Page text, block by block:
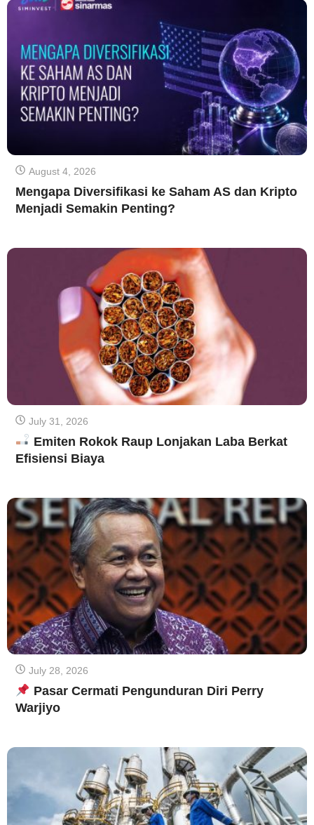
August 4, 2026
Mengapa Diversifikasi ke Saham AS dan Kripto
Menjadi Semakin Penting?
July 31, 2026
Emiten Rokok Raup Lonjakan Laba Berkat
Efisiensi Biaya
July 28, 2026
Pasar Cermati Pengunduran Diri Perry
Warjiyo